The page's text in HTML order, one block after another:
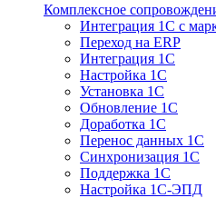
Комплексное
Интеграция 1С с
Переход на ERP
Интеграция 1С
Настройка 1С
Установка 1С
Обновление 1С
Доработка 1С
Перенос данных 1С
Синхронизация 1С
Поддержка 1С
Настройка 1С-ЭПД